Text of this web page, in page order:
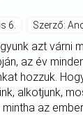
6. Szerző:
azt várni
az év
hozzuk.
alkotjunk,
az